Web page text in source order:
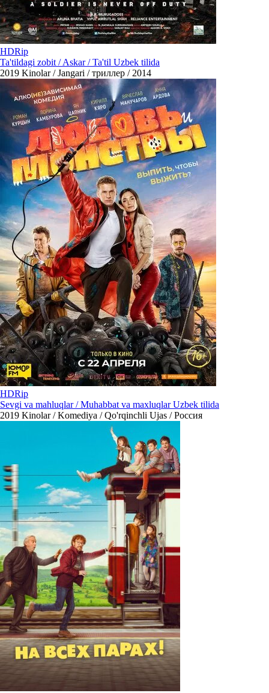
HDRip
Ta'tildagi zobit / Askar / Ta'til Uzbek tilida
2019 Kinolar / Jangari / триллер / 2014
HDRip
Sevgi va mahluqlar / Muhabbat va maxluqlar Uzbek tilida
2019 Kinolar / Komediya / Qo'rqinchli Ujas / Россия